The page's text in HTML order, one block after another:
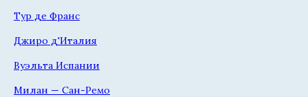
Тур де Франс
Джиро д'Италия
Вуэльта Испании
Милан — Сан-Ремо